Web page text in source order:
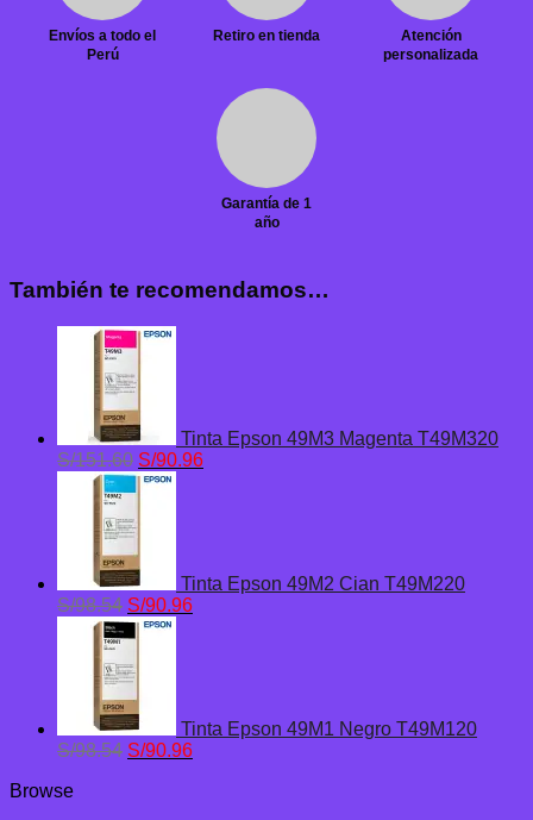
Envíos a todo el
Perú
Retiro en tienda
Atención
personalizada
Garantía de 1
año
También te recomendamos…
Tinta Epson 49M3 Magenta T49M320
S/151.60 El
precio
S/90.96El
Tinta Epson 49M2 Cian T49M220
S/98.54 El
precio
era:
S/98.54.
S/90.96El
Tinta Epson 49M1 Negro T49M120
S/98.54 El
S/90.96El
Browse